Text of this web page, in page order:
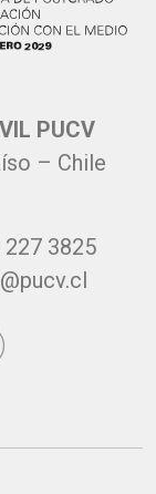
PUCV
– Chile
3825